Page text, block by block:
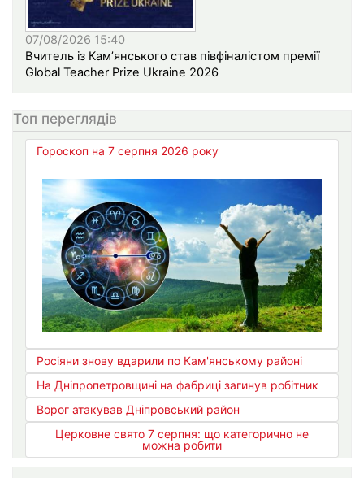
07/08/2026 15:40
Вчитель із Кам’янського став півфіналістом премії
Global Teacher Prize Ukraine 2026
Топ переглядів
Гороскоп на 7 серпня 2026 року
Росіяни знову вдарили по Кам'янському районі
На Дніпропетровщині на фабриці загинув робітник
Ворог атакував Дніпровський район
Церковне свято 7 серпня: що категорично не
можна робити